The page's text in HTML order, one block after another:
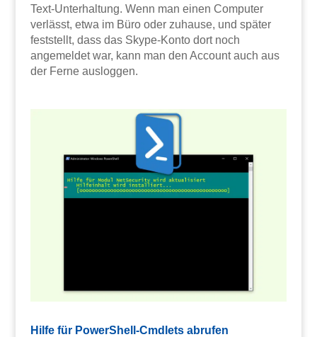
Text-Unterhaltung. Wenn man einen Computer
verlässt, etwa im Büro oder zuhause, und später
feststellt, dass das Skype-Konto dort noch
angemeldet war, kann man den Account auch aus
der Ferne ausloggen.
Hilfe für PowerShell-Cmdlets abrufen